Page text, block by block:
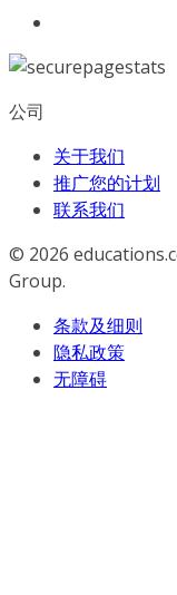
公司
关于我们
推广您的计划
联系我们
© 2026
Group.
条款及细则
隐私政策
无障碍